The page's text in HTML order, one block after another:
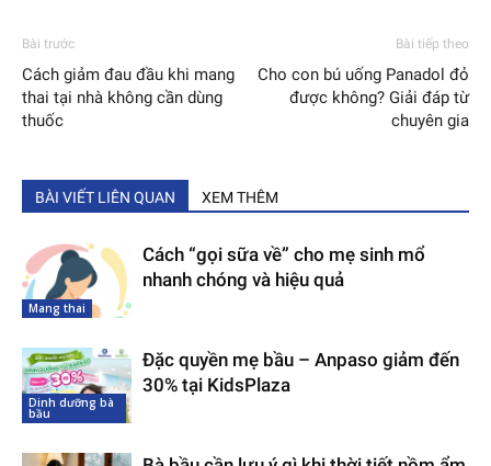
Bài trước
Cách giảm đau đầu khi mang
thai tại nhà không cần dùng
thuốc
Bài tiếp theo
Cho con bú uống Panadol đỏ
được không? Giải đáp từ
chuyên gia
BÀI VIẾT LIÊN QUAN XEM THÊM
Mang thai
Cách “gọi sữa về” cho mẹ sinh mổ
nhanh chóng và hiệu quả
Dinh dưỡng bà
bầu
Đặc quyền mẹ bầu – Anpaso giảm đến
30% tại KidsPlaza